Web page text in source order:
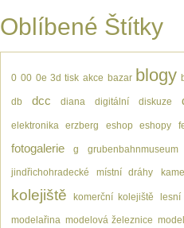
Oblíbené Štítky
0 00 0e 3d tisk akce bazar blogy
db dcc diana digitální diskuze
elektronika erzberg eshop eshopy
fotogalerie g grubenbahnmuseum
jindřichohradecké místní dráhy
kolejiště komerční kolejiště lesní
modelařina modelová železnice